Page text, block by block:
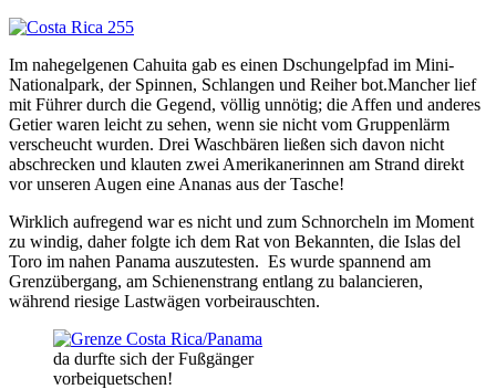
Im nahegelgenen Cahuita gab es einen Dschungelpfad im Mini-
Nationalpark, der Spinnen, Schlangen und Reiher bot.Mancher lief
mit Führer durch die Gegend, völlig unnötig; die Affen und anderes
Getier waren leicht zu sehen, wenn sie nicht vom Gruppenlärm
verscheucht wurden. Drei Waschbären ließen sich davon nicht
abschrecken und klauten zwei Amerikanerinnen am Strand direkt
vor unseren Augen eine Ananas aus der Tasche!
Wirklich aufregend war es nicht und zum Schnorcheln im Moment
zu windig, daher folgte ich dem Rat von Bekannten, die Islas del
Toro im nahen Panama auszutesten. Es wurde spannend am
Grenzübergang, am Schienenstrang entlang zu balancieren,
während riesige Lastwägen vorbeirauschten.
da durfte sich der Fußgänger
vorbeiquetschen!